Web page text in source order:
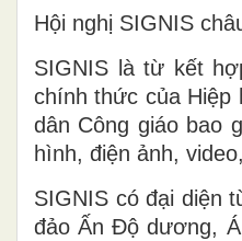
Hội nghị SIGNIS
SIGNIS là từ kết
chính thức của Hiệp
dân Công giáo bao
hình, điện ảnh,
SIGNIS có đại diện
đảo Ấn Độ dương,